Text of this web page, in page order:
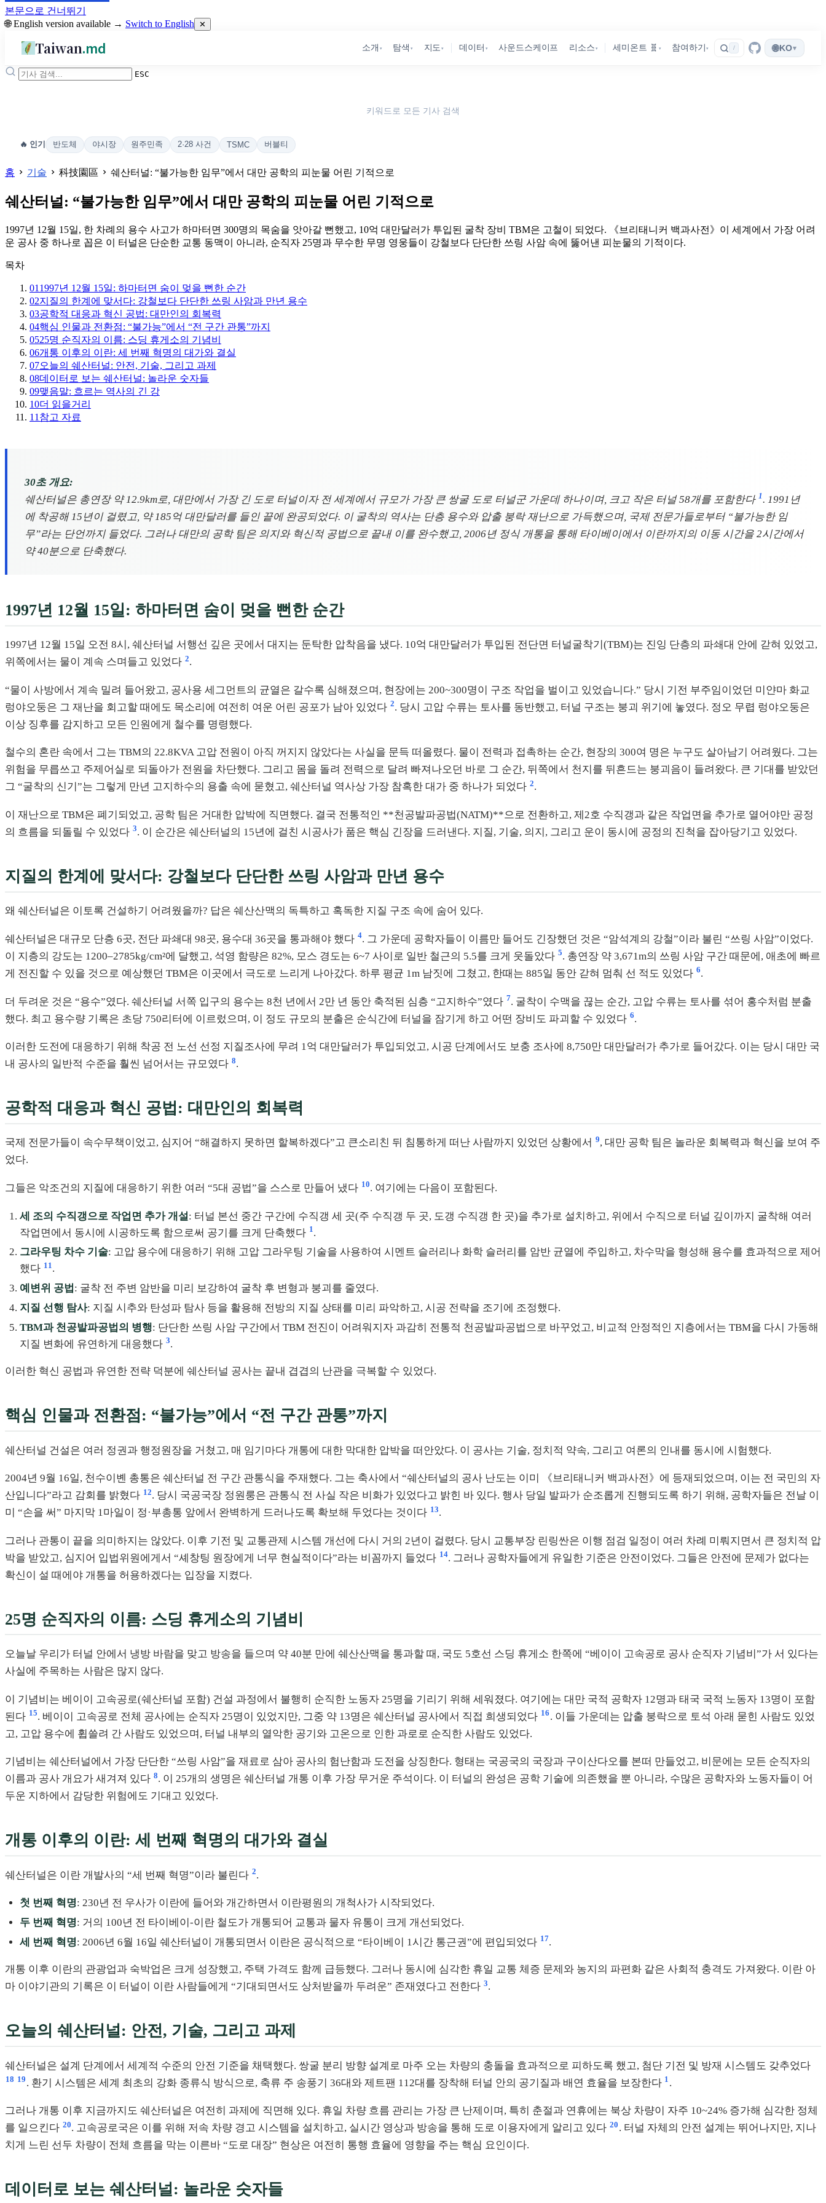
본문으로 건너뛰기
🌐 English version available → Switch to English ✕
Taiwan.md 소개 ▾ 탐색 ▾ 지도 ▾ 데이터 ▾ 사운드스케이프 리소스 ▾ 세미온트 🧬 ▾ 참여하기 ▾ / 🌐KO▾
ESC
키워드로 모든 기사 검색
🔥 인기 반도체 야시장 원주민족 2·28 사건 TSMC 버블티
홈 기술 科技園區 쉐산터널: “불가능한 임무”에서 대만 공학의 피눈물 어린 기적으로
쉐산터널: “불가능한 임무”에서 대만 공학의 피눈물 어린 기적으로
1997년 12월 15일, 한 차례의 용수 사고가 하마터면 300명의 목숨을 앗아갈 뻔했고, 10억 대만달러가 투입된 굴착 장비 TBM은 고철이 되었다. 《브리태니커 백과사전》이 세계에서 가장 어려
운 공사 중 하나로 꼽은 이 터널은 단순한 교통 동맥이 아니라, 순직자 25명과 무수한 무명 영웅들이 강철보다 단단한 쓰링 사암 속에 뚫어낸 피눈물의 기적이다.
목차
01 1997년 12월 15일: 하마터면 숨이 멎을 뻔한 순간
02지질의 한계에 맞서다: 강철보다 단단한 쓰링 사암과 만년 용수
03공학적 대응과 혁신 공법: 대만인의 회복력
04핵심 인물과 전환점: “불가능”에서 “전 구간 관통”까지
0525명 순직자의 이름: 스딩 휴게소의 기념비
06개통 이후의 이란: 세 번째 혁명의 대가와 결실
07오늘의 쉐산터널: 안전, 기술, 그리고 과제
08데이터로 보는 쉐산터널: 놀라운 숫자들
09맺음말: 흐르는 역사의 긴 강
10더 읽을거리
11 참고 자료
30초 개요:
쉐산터널은 총연장 약 12.9km로, 대만에서 가장 긴 도로 터널이자 전 세계에서 규모가 가장 큰 쌍굴 도로 터널군 가운데 하나이며, 크고 작은 터널 58개를 포함한다 1. 1991년
에 착공해 15년이 걸렸고, 약 185억 대만달러를 들인 끝에 완공되었다. 이 굴착의 역사는 단층 용수와 압출 붕락 재난으로 가득했으며, 국제 전문가들로부터 “불가능한 임
무”라는 단언까지 들었다. 그러나 대만의 공학 팀은 의지와 혁신적 공법으로 끝내 이를 완수했고, 2006년 정식 개통을 통해 타이베이에서 이란까지의 이동 시간을 2시간에서
약 40분으로 단축했다.
1997년 12월 15일: 하마터면 숨이 멎을 뻔한 순간
1997년 12월 15일 오전 8시, 쉐산터널 서행선 깊은 곳에서 대지는 둔탁한 압착음을 냈다. 10억 대만달러가 투입된 전단면 터널굴착기(TBM)는 진잉 단층의 파쇄대 안에 갇혀 있었고,
위쪽에서는 물이 계속 스며들고 있었다 2.
“물이 사방에서 계속 밀려 들어왔고, 공사용 세그먼트의 균열은 갈수록 심해졌으며, 현장에는 200~300명이 구조 작업을 벌이고 있었습니다.” 당시 기전 부주임이었던 미얀마 화교
렁야오둥은 그 재난을 회고할 때에도 목소리에 여전히 여운 어린 공포가 남아 있었다 2. 당시 고압 수류는 토사를 동반했고, 터널 구조는 붕괴 위기에 놓였다. 정오 무렵 렁야오둥은
이상 징후를 감지하고 모든 인원에게 철수를 명령했다.
철수의 혼란 속에서 그는 TBM의 22.8KVA 고압 전원이 아직 꺼지지 않았다는 사실을 문득 떠올렸다. 물이 전력과 접촉하는 순간, 현장의 300여 명은 누구도 살아남기 어려웠다. 그는
위험을 무릅쓰고 주제어실로 되돌아가 전원을 차단했다. 그리고 몸을 돌려 전력으로 달려 빠져나오던 바로 그 순간, 뒤쪽에서 천지를 뒤흔드는 붕괴음이 들려왔다. 큰 기대를 받았던
그 “굴착의 신기”는 그렇게 만년 고지하수의 용출 속에 묻혔고, 쉐산터널 역사상 가장 참혹한 대가 중 하나가 되었다 2.
이 재난으로 TBM은 폐기되었고, 공학 팀은 거대한 압박에 직면했다. 결국 전통적인 **천공발파공법(NATM)**으로 전환하고, 제2호 수직갱과 같은 작업면을 추가로 열어야만 공정
의 흐름을 되돌릴 수 있었다 3. 이 순간은 쉐산터널의 15년에 걸친 시공사가 품은 핵심 긴장을 드러낸다. 지질, 기술, 의지, 그리고 운이 동시에 공정의 진척을 잡아당기고 있었다.
지질의 한계에 맞서다: 강철보다 단단한 쓰링 사암과 만년 용수
왜 쉐산터널은 이토록 건설하기 어려웠을까? 답은 쉐산산맥의 독특하고 혹독한 지질 구조 속에 숨어 있다.
쉐산터널은 대규모 단층 6곳, 전단 파쇄대 98곳, 용수대 36곳을 통과해야 했다 4. 그 가운데 공학자들이 이름만 들어도 긴장했던 것은 “암석계의 강철”이라 불린 “쓰링 사암”이었다.
이 지층의 강도는 1200–2785kg/cm²에 달했고, 석영 함량은 82%, 모스 경도는 6~7 사이로 일반 철근의 5.5를 크게 웃돌았다 5. 총연장 약 3,671m의 쓰링 사암 구간 때문에, 애초에 빠르
게 전진할 수 있을 것으로 예상했던 TBM은 이곳에서 극도로 느리게 나아갔다. 하루 평균 1m 남짓에 그쳤고, 한때는 885일 동안 갇혀 멈춰 선 적도 있었다 6.
더 두려운 것은 “용수”였다. 쉐산터널 서쪽 입구의 용수는 8천 년에서 2만 년 동안 축적된 심층 “고지하수”였다 7. 굴착이 수맥을 끊는 순간, 고압 수류는 토사를 섞어 홍수처럼 분출
했다. 최고 용수량 기록은 초당 750리터에 이르렀으며, 이 정도 규모의 분출은 순식간에 터널을 잠기게 하고 어떤 장비도 파괴할 수 있었다 6.
이러한 도전에 대응하기 위해 착공 전 노선 선정 지질조사에 무려 1억 대만달러가 투입되었고, 시공 단계에서도 보충 조사에 8,750만 대만달러가 추가로 들어갔다. 이는 당시 대만 국
내 공사의 일반적 수준을 훨씬 넘어서는 규모였다 8.
공학적 대응과 혁신 공법: 대만인의 회복력
국제 전문가들이 속수무책이었고, 심지어 “해결하지 못하면 할복하겠다”고 큰소리친 뒤 침통하게 떠난 사람까지 있었던 상황에서 9, 대만 공학 팀은 놀라운 회복력과 혁신을 보여 주
었다.
그들은 악조건의 지질에 대응하기 위한 여러 “5대 공법”을 스스로 만들어 냈다 10. 여기에는 다음이 포함된다.
세 조의 수직갱으로 작업면 추가 개설 : 터널 본선 중간 구간에 수직갱 세 곳(주 수직갱 두 곳, 도갱 수직갱 한 곳)을 추가로 설치하고, 위에서 수직으로 터널 깊이까지 굴착해 여러
작업면에서 동시에 시공하도록 함으로써 공기를 크게 단축했다 1.
그라우팅 차수 기술: 고압 용수에 대응하기 위해 고압 그라우팅 기술을 사용하여 시멘트 슬러리나 화학 슬러리를 암반 균열에 주입하고, 차수막을 형성해 용수를 효과적으로 제어
했다 11.
예변위 공법 : 굴착 전 주변 암반을 미리 보강하여 굴착 후 변형과 붕괴를 줄였다.
지질 선행 탐사: 지질 시추와 탄성파 탐사 등을 활용해 전방의 지질 상태를 미리 파악하고, 시공 전략을 조기에 조정했다.
TBM과 천공발파공법의 병행: 단단한 쓰링 사암 구간에서 TBM 전진이 어려워지자 과감히 전통적 천공발파공법으로 바꾸었고, 비교적 안정적인 지층에서는 TBM을 다시 가동해
지질 변화에 유연하게 대응했다 3.
이러한 혁신 공법과 유연한 전략 덕분에 쉐산터널 공사는 끝내 겹겹의 난관을 극복할 수 있었다.
핵심 인물과 전환점: “불가능”에서 “전 구간 관통”까지
쉐산터널 건설은 여러 정권과 행정원장을 거쳤고, 매 임기마다 개통에 대한 막대한 압박을 떠안았다. 이 공사는 기술, 정치적 약속, 그리고 여론의 인내를 동시에 시험했다.
2004년 9월 16일, 천수이볜 총통은 쉐산터널 전 구간 관통식을 주재했다. 그는 축사에서 “쉐산터널의 공사 난도는 이미 《브리태니커 백과사전》에 등재되었으며, 이는 전 국민의 자
산입니다”라고 감회를 밝혔다 12. 당시 국공국장 정원룽은 관통식 전 사실 작은 비화가 있었다고 밝힌 바 있다. 행사 당일 발파가 순조롭게 진행되도록 하기 위해, 공학자들은 전날 이
미 “손을 써” 마지막 1마일이 정·부총통 앞에서 완벽하게 드러나도록 확보해 두었다는 것이다 13.
그러나 관통이 끝을 의미하지는 않았다. 이후 기전 및 교통관제 시스템 개선에 다시 거의 2년이 걸렸다. 당시 교통부장 린링싼은 이행 점검 일정이 여러 차례 미뤄지면서 큰 정치적 압
박을 받았고, 심지어 입법위원에게서 “셰창팅 원장에게 너무 현실적이다”라는 비꼼까지 들었다 14. 그러나 공학자들에게 유일한 기준은 안전이었다. 그들은 안전에 문제가 없다는
확신이 설 때에야 개통을 허용하겠다는 입장을 지켰다.
25명 순직자의 이름: 스딩 휴게소의 기념비
오늘날 우리가 터널 안에서 냉방 바람을 맞고 방송을 들으며 약 40분 만에 쉐산산맥을 통과할 때, 국도 5호선 스딩 휴게소 한쪽에 “베이이 고속공로 공사 순직자 기념비”가 서 있다는
사실에 주목하는 사람은 많지 않다.
이 기념비는 베이이 고속공로(쉐산터널 포함) 건설 과정에서 불행히 순직한 노동자 25명을 기리기 위해 세워졌다. 여기에는 대만 국적 공학자 12명과 태국 국적 노동자 13명이 포함
된다 15. 베이이 고속공로 전체 공사에는 순직자 25명이 있었지만, 그중 약 13명은 쉐산터널 공사에서 직접 희생되었다 16 . 이들 가운데는 압출 붕락으로 토석 아래 묻힌 사람도 있었
고, 고압 용수에 휩쓸려 간 사람도 있었으며, 터널 내부의 열악한 공기와 고온으로 인한 과로로 순직한 사람도 있었다.
기념비는 쉐산터널에서 가장 단단한 “쓰링 사암”을 재료로 삼아 공사의 험난함과 도전을 상징한다. 형태는 국공국의 국장과 구이산다오를 본떠 만들었고, 비문에는 모든 순직자의
이름과 공사 개요가 새겨져 있다 8. 이 25개의 생명은 쉐산터널 개통 이후 가장 무거운 주석이다. 이 터널의 완성은 공학 기술에 의존했을 뿐 아니라, 수많은 공학자와 노동자들이 어
두운 지하에서 감당한 위험에도 기대고 있었다.
개통 이후의 이란: 세 번째 혁명의 대가와 결실
쉐산터널은 이란 개발사의 “세 번째 혁명”이라 불린다 2.
첫 번째 혁명: 230년 전 우사가 이란에 들어와 개간하면서 이란평원의 개척사가 시작되었다.
두 번째 혁명: 거의 100년 전 타이베이-이란 철도가 개통되어 교통과 물자 유통이 크게 개선되었다.
세 번째 혁명: 2006년 6월 16일 쉐산터널이 개통되면서 이란은 공식적으로 “타이베이 1시간 통근권”에 편입되었다 17.
개통 이후 이란의 관광업과 숙박업은 크게 성장했고, 주택 가격도 함께 급등했다. 그러나 동시에 심각한 휴일 교통 체증 문제와 농지의 파편화 같은 사회적 충격도 가져왔다. 이란 아
마 이야기관의 기록은 이 터널이 이란 사람들에게 “기대되면서도 상처받을까 두려운” 존재였다고 전한다 3.
오늘의 쉐산터널: 안전, 기술, 그리고 과제
쉐산터널은 설계 단계에서 세계적 수준의 안전 기준을 채택했다. 쌍굴 분리 방향 설계로 마주 오는 차량의 충돌을 효과적으로 피하도록 했고, 첨단 기전 및 방재 시스템도 갖추었다
18 19 . 환기 시스템은 세계 최초의 강화 종류식 방식으로, 축류 주 송풍기 36대와 제트팬 112대를 장착해 터널 안의 공기질과 배연 효율을 보장한다 1 .
그러나 개통 이후 지금까지도 쉐산터널은 여전히 과제에 직면해 있다. 휴일 차량 흐름 관리는 가장 큰 난제이며, 특히 춘절과 연휴에는 북상 차량이 자주 10~24% 증가해 심각한 정체
를 일으킨다 20. 고속공로국은 이를 위해 저속 차량 경고 시스템을 설치하고, 실시간 영상과 방송을 통해 도로 이용자에게 알리고 있다 20 . 터널 자체의 안전 설계는 뛰어나지만, 지나
치게 느린 선두 차량이 전체 흐름을 막는 이른바 “도로 대장” 현상은 여전히 통행 효율에 영향을 주는 핵심 요인이다.
데이터로 보는 쉐산터널: 놀라운 숫자들